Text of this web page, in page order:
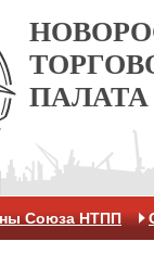
ПАЛАТА
Союза НТПП